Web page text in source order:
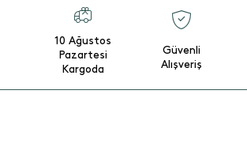
10 Ağustos
Pazartesi
Kargoda
Güvenli
Alışveriş